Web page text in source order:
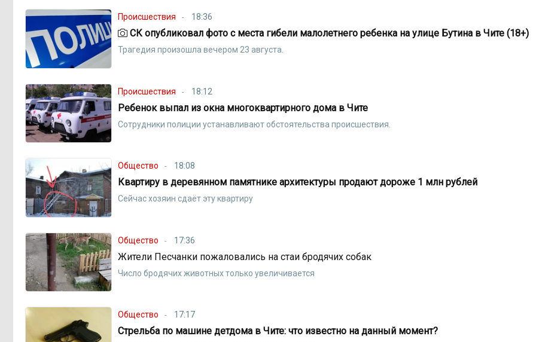
Происшествия 18:36
СК опубликовал фото с места гибели малолетнего ребенка на улице Бутина в Чите (18+)
Трагедия произошла вечером 23 августа.
Происшествия 18:12
Ребенок выпал из окна многоквартирного дома в Чите
Сотрудники полиции устанавливают обстоятельства происшествия.
Общество 18:08
Квартиру в деревянном памятнике архитектуры продают дороже 1 млн рублей
Сейчас хозяин сдаёт эту квартиру
Общество 17:36
Жители Песчанки пожаловались на стаи бродячих собак
Число бродячих животных только увеличивается
Общество 17:17
Стрельба по машине детдома в Чите: что известно на данный момент?